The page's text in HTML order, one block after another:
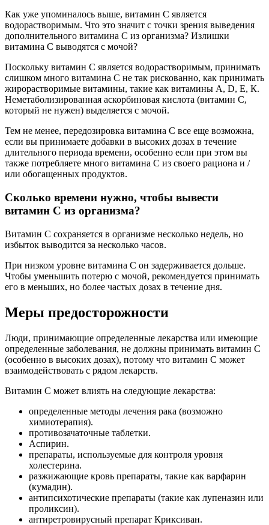
Как уже упоминалось выше, витамин С является
водорастворимым. Что это значит с точки зрения выведения
дополнительного витамина С из организма? Излишки
витамина С выводятся с мочой?
Поскольку витамин С является водорастворимым, принимать
слишком много витамина С не так рискованно, как принимать
жирорастворимые витамины, такие как витамины А, D, Е, К.
Неметаболизированная аскорбиновая кислота (витамин С,
который не нужен) выделяется с мочой.
Тем не менее, передозировка витамина С все еще возможна,
если вы принимаете добавки в высоких дозах в течение
длительного периода времени, особенно если при этом вы
также потребляете много витамина С из своего рациона и /
или обогащенных продуктов.
Сколько времени нужно, чтобы вывести
витамин С из организма?
Витамин С сохраняется в организме несколько недель, но
избыток выводится за несколько часов.
При низком уровне витамина С он задерживается дольше.
Чтобы уменьшить потерю с мочой, рекомендуется принимать
его в меньших, но более частых дозах в течение дня.
Меры предосторожности
Люди, принимающие определенные лекарства или имеющие
определенные заболевания, не должны принимать витамин С
(особенно в высоких дозах), потому что витамин С может
взаимодействовать с рядом лекарств.
Витамин С может влиять на следующие лекарства:
определенные методы лечения рака (возможно
химиотерапия).
противозачаточные таблетки.
Аспирин.
препараты, используемые для контроля уровня
холестерина.
разжижающие кровь препараты, такие как варфарин
(кумадин).
антипсихотические препараты (такие как лупеназин или
проликсин).
антиретровирусный препарат Криксиван.